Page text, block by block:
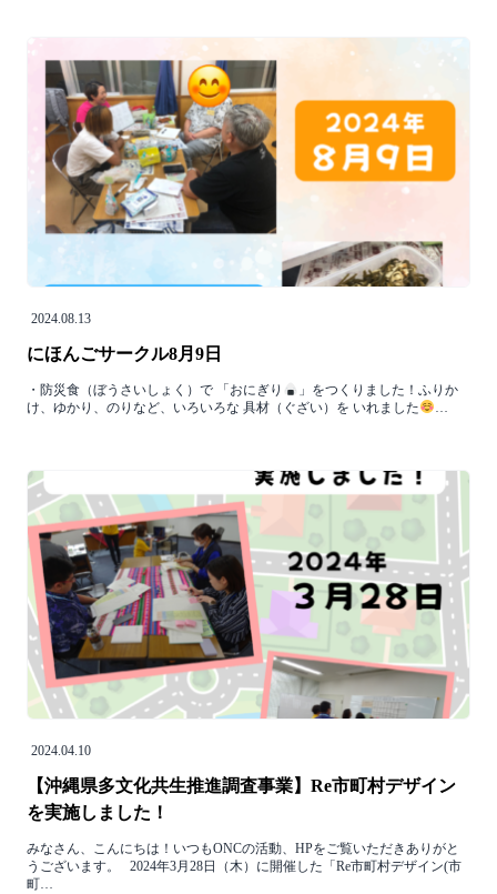
2024.08.13
にほんごサークル8月9日
・防災食（ぼうさいしょく）で 「おにぎり
」をつくりました！ふりか
け、ゆかり、のりなど、いろいろな 具材（ぐざい）を いれました
2024.04.10
【沖縄県多文化共生推進調査事業】Re市町村デザイン
を実施しました！
みなさん、こんにちは！いつもONCの活動、HPをご覧いただきありがと
うございます。 2024年3月28日（木）に開催した「Re市町村デザイン(市
町…